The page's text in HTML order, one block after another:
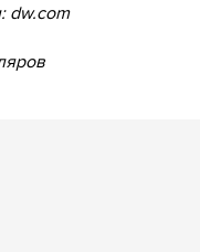
dw.com